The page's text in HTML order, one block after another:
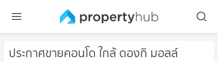
ประกาศขายคอนโด ใกล้ ดองกิ มอลล์